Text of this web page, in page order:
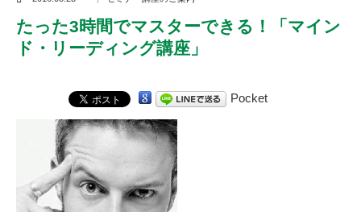
たった3時間でマスターできる！「マイン
ド・リーディング講座」
Pocket